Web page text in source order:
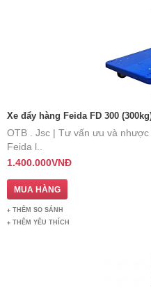
Xe đẩy hàng Feida FD 300
OTB . Jsc | Tư vấn ưu và
Feida l..
1.400.000VNĐ
THÊM SO SÁNH
THÊM YÊU THÍCH